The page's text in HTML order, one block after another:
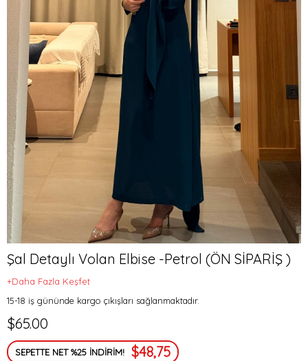
Şal Detaylı Volan Elbise -Petrol (ÖN SİPARİŞ )
+Daha Fazla Keşfet
15-18 iş gününde kargo çıkışları sağlanmaktadır.
$65.00
SEPETTE NET %25 İNDİRİM! $48,75